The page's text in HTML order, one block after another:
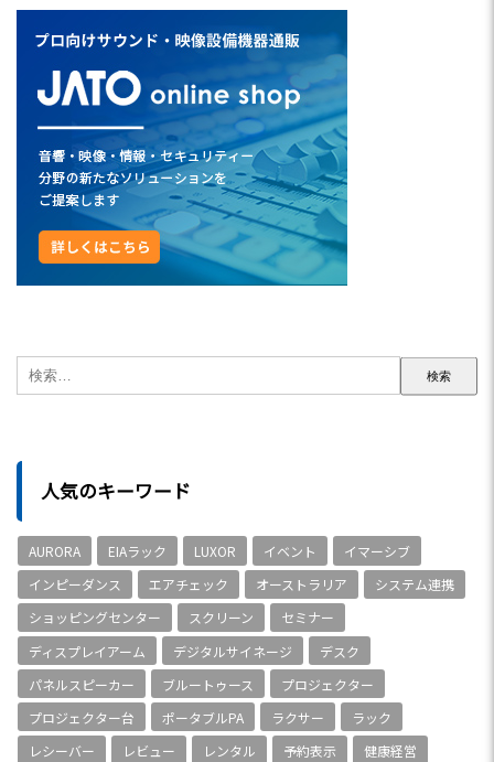
人気のキーワード
AURORA EIAラック LUXOR イベント
イマーシブ
インピーダンス
エアチェック オーストラリア
システム連携
ショッピングセンター
スクリーン
セミナー
ディスプレイアーム
デジタルサイネージ
デスク
パネルスピーカー
ブルートゥース
プロジェクター
プロジェクター台
ポータブルPA ラクサー
ラック
レシーバー
レビュー レンタル 予約表示 健康経営